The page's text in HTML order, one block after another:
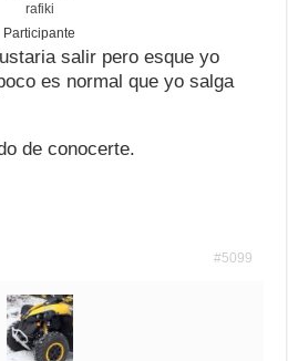
rafiki
Participante
salir pero esque yo
es normal que yo salga
de conocerte.
#5099